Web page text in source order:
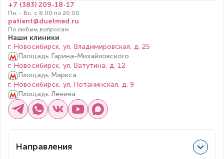
+7 (383) 209-18-17
Пн. - Вс. с 8.00 по 20.00
patient@duetmed.ru
По любым вопросам
Наши клиники
г. Новосибирск, ул. Владимировская, д. 25
Площадь Гарина-Михайловского
г. Новосибирск, ул. Ватутина, д. 12
Площадь Маркса
г. Новосибирск, ул. Потанинская, д. 9
Площадь Ленина
Направления